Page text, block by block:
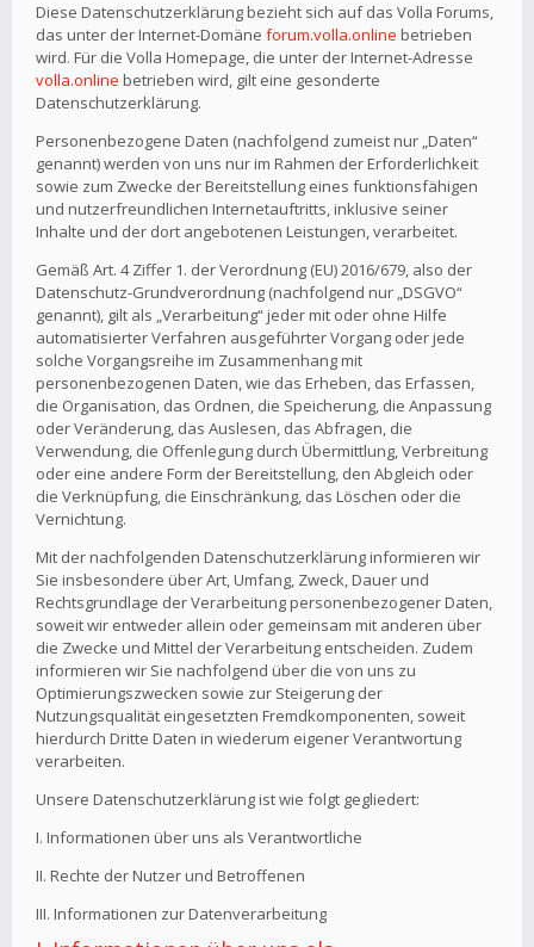
Diese Datenschutzerklärung bezieht sich auf das Volla Forums,
das unter der Internet-Domäne forum.volla.online betrieben
wird. Für die Volla Homepage, die unter der Internet-Adresse
volla.online betrieben wird, gilt eine gesonderte
Datenschutzerklärung.
Personenbezogene Daten (nachfolgend zumeist nur „Daten“
genannt) werden von uns nur im Rahmen der Erforderlichkeit
sowie zum Zwecke der Bereitstellung eines funktionsfähigen
und nutzerfreundlichen Internetauftritts, inklusive seiner
Inhalte und der dort angebotenen Leistungen, verarbeitet.
Gemäß Art. 4 Ziffer 1. der Verordnung (EU) 2016/679, also der
Datenschutz-Grundverordnung (nachfolgend nur „DSGVO“
genannt), gilt als „Verarbeitung“ jeder mit oder ohne Hilfe
automatisierter Verfahren ausgeführter Vorgang oder jede
solche Vorgangsreihe im Zusammenhang mit
personenbezogenen Daten, wie das Erheben, das Erfassen,
die Organisation, das Ordnen, die Speicherung, die Anpassung
oder Veränderung, das Auslesen, das Abfragen, die
Verwendung, die Offenlegung durch Übermittlung, Verbreitung
oder eine andere Form der Bereitstellung, den Abgleich oder
die Verknüpfung, die Einschränkung, das Löschen oder die
Vernichtung.
Mit der nachfolgenden Datenschutzerklärung informieren wir
Sie insbesondere über Art, Umfang, Zweck, Dauer und
Rechtsgrundlage der Verarbeitung personenbezogener Daten,
soweit wir entweder allein oder gemeinsam mit anderen über
die Zwecke und Mittel der Verarbeitung entscheiden. Zudem
informieren wir Sie nachfolgend über die von uns zu
Optimierungszwecken sowie zur Steigerung der
Nutzungsqualität eingesetzten Fremdkomponenten, soweit
hierdurch Dritte Daten in wiederum eigener Verantwortung
verarbeiten.
Unsere Datenschutzerklärung ist wie folgt gegliedert:
I. Informationen über uns als Verantwortliche
II. Rechte der Nutzer und Betroffenen
III. Informationen zur Datenverarbeitung